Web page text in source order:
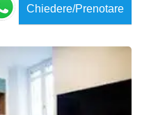
Chiedere/Prenotare